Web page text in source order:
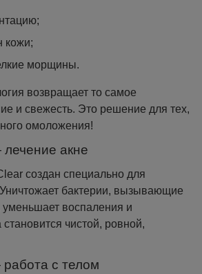
кожи;
морщины.
возвращает то самое
и свежесть. Это решение для тех,
омоложения!
акне
создан специально для
бактерии, вызывающие
воспаления и
чистой, ровной,
с телом